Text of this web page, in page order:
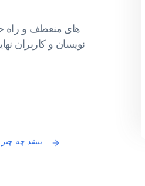
نویسان و کاربران
ببینید چه